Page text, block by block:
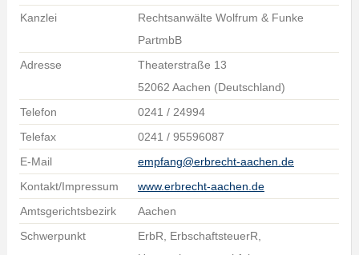
Kanzlei
Rechtsanwälte Wolfrum & Funke
PartmbB
Adresse
Theaterstraße 13
52062 Aachen (Deutschland)
Telefon
0241 / 24994
Telefax
0241 / 95596087
E-Mail
empfang@erbrecht-aachen.de
Kontakt/Impressum
www.erbrecht-aachen.de
Amtsgerichtsbezirk
Aachen
Schwerpunkt
ErbR, ErbschaftsteuerR,